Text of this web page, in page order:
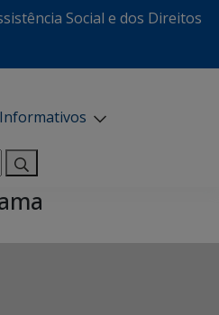
Social e dos Direitos
Informativos